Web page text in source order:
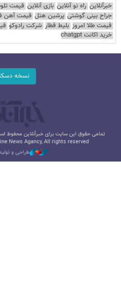
خبرآنلاین راه نو آنلاین بازی آنلاین قیمت
جراح بینی گوشتی پرشین هتل قیمت آهن
قیمت طلا امروز بلیط قطار شرکت رادوکو
خرید اکانت chatgpt
نسخه
تمامی حقوق این سایت برای خبرآنلاین محفوظ
News Agancy, All rights reserved
طراحی و